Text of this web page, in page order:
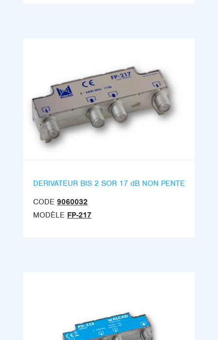
DERIVATEUR BIS 2 SOR 17 dB NON PENTE
CODE 9060032
MODÈLE FP-217